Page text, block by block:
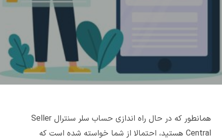
همانطور که در حال راه اندازی حساب سلر سنترال Seller
Central هستید، احتمالا از شما خواسته شده است که